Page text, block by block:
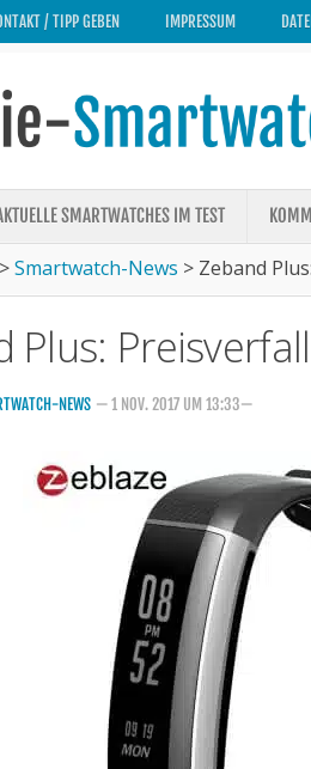
/ TIPP GEBEN IMPRESSUM
SMARTWATCHES IM TEST
>Smartwatch-News > Zeband
Plus:
NEWS — 1 NOV. 2017 UM 13:33—